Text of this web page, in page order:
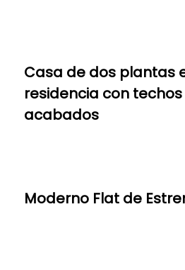
Casa de dos plantas
residencia con
acabados
Moderno Flat de